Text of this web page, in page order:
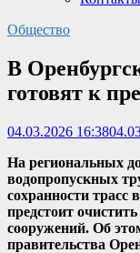
Общество
В
готовят к
04.03.2026 16:38
На региональных
водопропускных
сохранности трасс
предстоит
сооружений. Об
правительства